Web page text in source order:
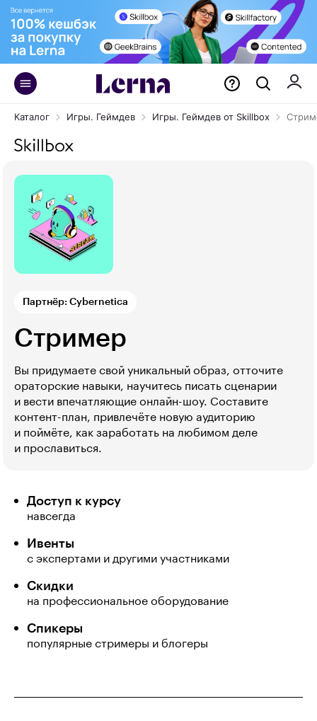
Каталог Игры. Геймдев Игры. Геймдев от Skillbox
Партнёр: Cybernetica
Стример
Вы придумаете свой уникальный образ, отточите
ораторские навыки, научитесь писать сценарии
и вести впечатляющие онлайн-шоу. Составите
контент-план, привлечёте новую аудиторию
и поймёте, как заработать на любимом деле
и прославиться.
Доступ к курсу
навсегда
Ивенты
с экспертами и другими участниками
Скидки
на профессиональное оборудование
Спикеры
популярные стримеры и блогеры